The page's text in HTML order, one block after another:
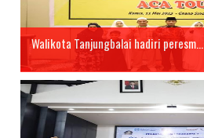
Walikota Tanjungbalai hadiri peresm...